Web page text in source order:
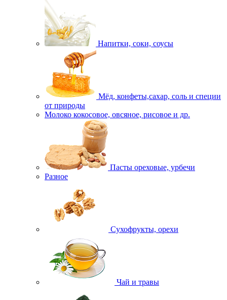
Напитки, соки, соусы
Мёд, конфеты,сахар, соль и специи
от природы
Молоко кокосовое, овсяное, рисовое и др.
Пасты ореховые, урбечи
Разное
Сухофрукты, орехи
Чай и травы